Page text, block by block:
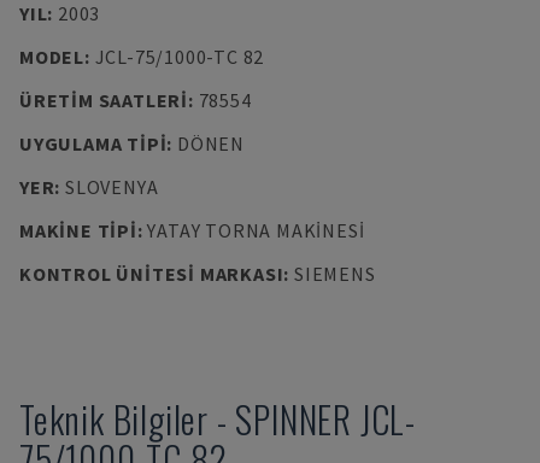
YIL: 2003
MODEL: JCL-75/1000-TC 82
ÜRETIM SAATLERI: 78554
UYGULAMA TIPI: DÖNEN
YER: SLOVENYA
MAKINE TIPI:YATAY TORNA MAKINESI
KONTROL ÜNITESI MARKASI: SIEMENS
Teknik Bilgiler - SPINNER JCL-